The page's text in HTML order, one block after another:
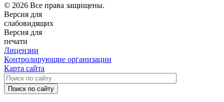
© 2026 Все права защищены.
Версия для
слабовидящих
Версия для
печати
Лицензии
Контролирующие организации
Карта сайта
Поиск по сайту